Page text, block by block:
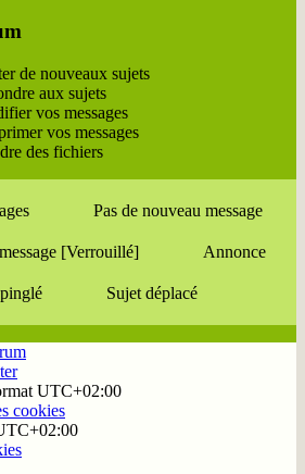
de nouveaux sujets
aux sujets
vos messages
vos messages
des fichiers
Pas de nouveau message
[Verrouillé] Annonce
Sujet déplacé
UTC+02:00
cookies